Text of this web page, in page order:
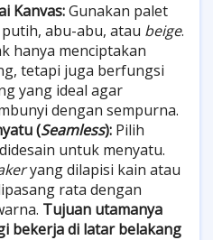
Kanvas:Gunakan palet
abu-abu, atau beige.
hanya menciptakan
tetapi juga berfungsi
yang ideal agar
dengan sempurna.
(Seamless): Pilih
untuk menyatu.
yang dilapisi kain atau
rata dengan
Tujuan utamanya
bekerja di latar belakang